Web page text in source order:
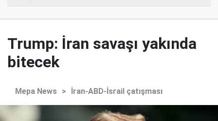
Trump: İran savaşı yakında
bitecek
Mepa News > İran-ABD-İsrail çatışması